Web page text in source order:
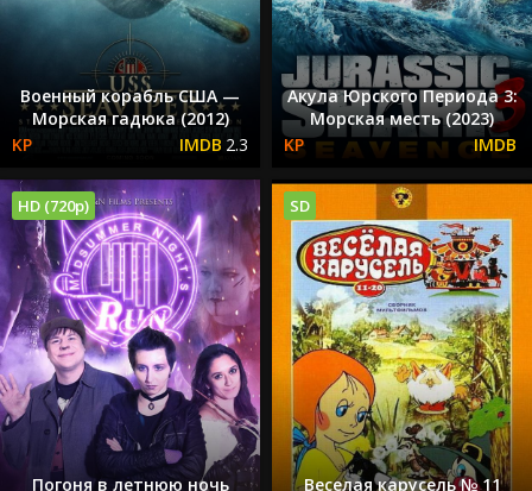
Военный корабль США —
Морская гадюка (2012)
2.3
Акула Юрского Периода 3:
Морская месть (2023)
HD (720p)
Погоня в летнюю ночь
SD
Веселая карусель № 11